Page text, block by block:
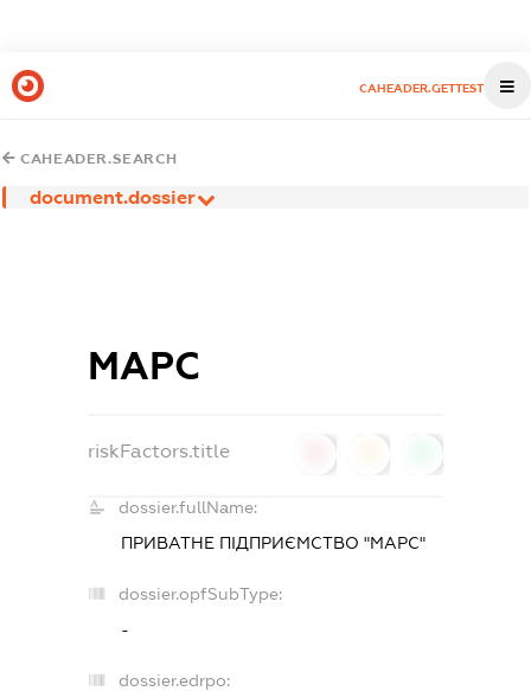
CAHEADER.GETTEST
CAHEADER.SEARCH
document.dossier
МАРС
riskFactors.title
dossier.fullName:
ПРИВАТНЕ ПІДПРИЄМСТВО "МАРС"
dossier.opfSubType:
-
dossier.edrpo: